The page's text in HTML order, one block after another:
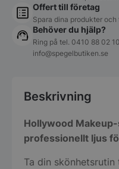
Offert till företag
Spara dina produkter
Behöver du hjälp?
Ring på tel. 0410 88 02 10
info@spegelbutiken.se
Beskrivning
Hollywood
professionellt ljus
Ta din